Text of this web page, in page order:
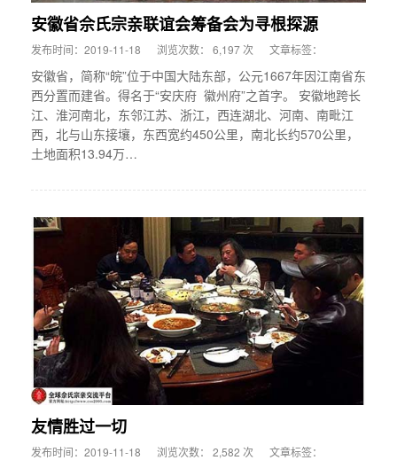
安徽省佘氏宗亲联谊会筹备会为寻根探源
发布时间：2019-11-18 浏览次数： 6,197 次 文章标签：
安徽省，简称“皖”位于中国大陆东部，公元1667年因江南省东
西分置而建省。得名于“安庆府 徽州府”之首字。 安徽地跨长
江、淮河南北，东邻江苏、浙江，西连湖北、河南、南毗江
西，北与山东接壤，东西宽约450公里，南北长约570公里，
土地面积13.94万…
友情胜过一切
发布时间：2019-11-18 浏览次数： 2,582 次 文章标签：